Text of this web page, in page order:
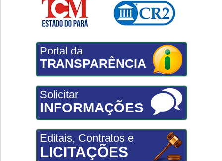
Portal da
TRANSPARÊNCIA
Solicitar
INFORMAÇÕES
Editais, Contratos e
LICITAÇÕES